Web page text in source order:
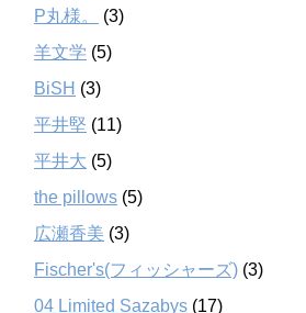
P丸様。
(3)
羊文学 (5)
BiSH (3)
平井堅 (11)
平井大 (5)
the pillows (5)
広瀬香美 (3)
Fischer's(フィッシャーズ) (3)
04 Limited Sazabys (17)